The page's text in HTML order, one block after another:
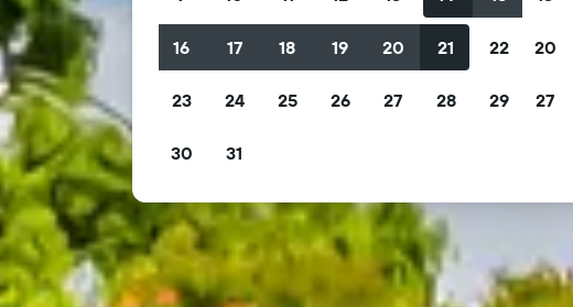
16 17 18 19 20 21 22
23 24 25 26 27 28 29
30 31
20
27